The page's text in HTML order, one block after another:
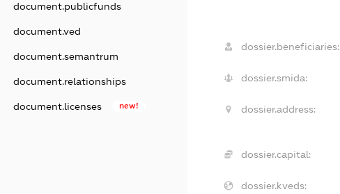
document.publicfunds
document.ved
document.semantrum
document.relationships
document.licenses new!
dossier.beneficiaries:
dossier.smida:
dossier.address:
dossier.capital:
dossier.kveds: